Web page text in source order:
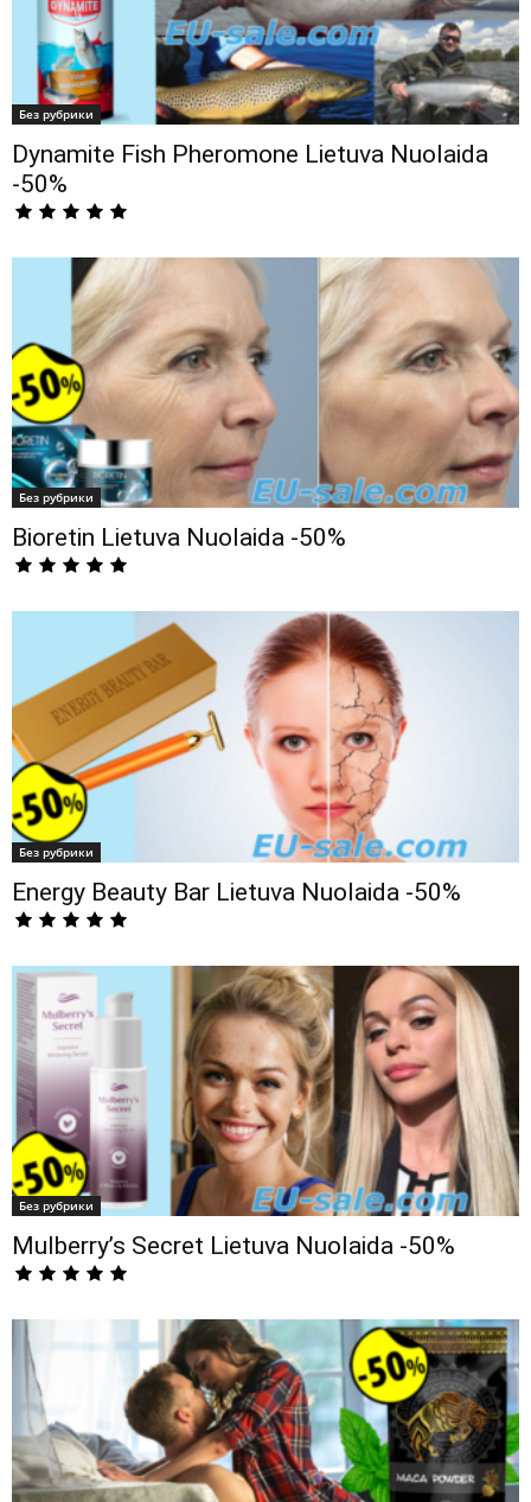
Без рубрики
Dynamite Fish Pheromone Lietuva Nuolaida
-50%
Без рубрики
Bioretin Lietuva Nuolaida -50%
Без рубрики
Energy Beauty Bar Lietuva Nuolaida -50%
Без рубрики
Mulberry’s Secret Lietuva Nuolaida -50%